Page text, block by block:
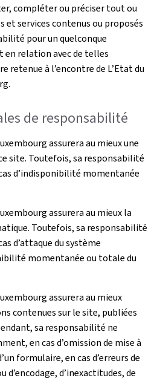
compléter ou préciser tout ou
services contenus ou proposés
pour un quelconque
en relation avec de telles
retenue à l’encontre de L’Etat du
de responsabilité
assurera au mieux une
site. Toutefois, sa responsabilité
d’indisponibilité momentanée
assurera au mieux la
Toutefois, sa responsabilité
d’attaque du système
momentanée ou totale du
assurera au mieux
contenues sur le site, publiées
sa responsabilité ne
en cas d’omission de mise à
formulaire, en cas d’erreurs de
d’inexactitudes, de